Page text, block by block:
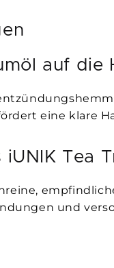
auf die
eine klare
Tea
und